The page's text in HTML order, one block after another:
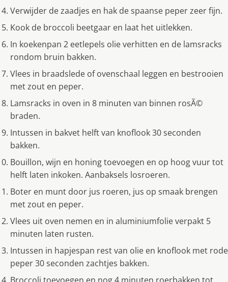
Verwijder de zaadjes en hak de spaanse peper zeer fijn.
Kook de broccoli beetgaar en laat het uitlekken.
In koekenpan 2 eetlepels olie verhitten en de lamsracks
rondom bruin bakken.
Vlees in braadslede of ovenschaal leggen en bestrooien
met zout en peper.
Lamsracks in oven in 8 minuten van binnen rosÃ©
braden.
Intussen in bakvet helft van knoflook 30 seconden
bakken.
Bouillon, wijn en honing toevoegen en op hoog vuur tot
helft laten inkoken. Aanbaksels losroeren.
Boter en munt door jus roeren, jus op smaak brengen
met zout en peper.
Vlees uit oven nemen en in aluminiumfolie verpakt 5
minuten laten rusten.
Intussen in hapjespan rest van olie en knoflook met rode
peper 30 seconden zachtjes bakken.
Broccoli toevoegen en nog 4 minuten roerbakken tot